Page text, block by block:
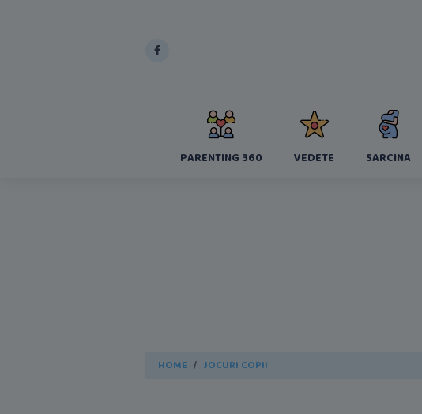
PARENTING 360 VEDETE SARCINA
HOME JOCURI COPII